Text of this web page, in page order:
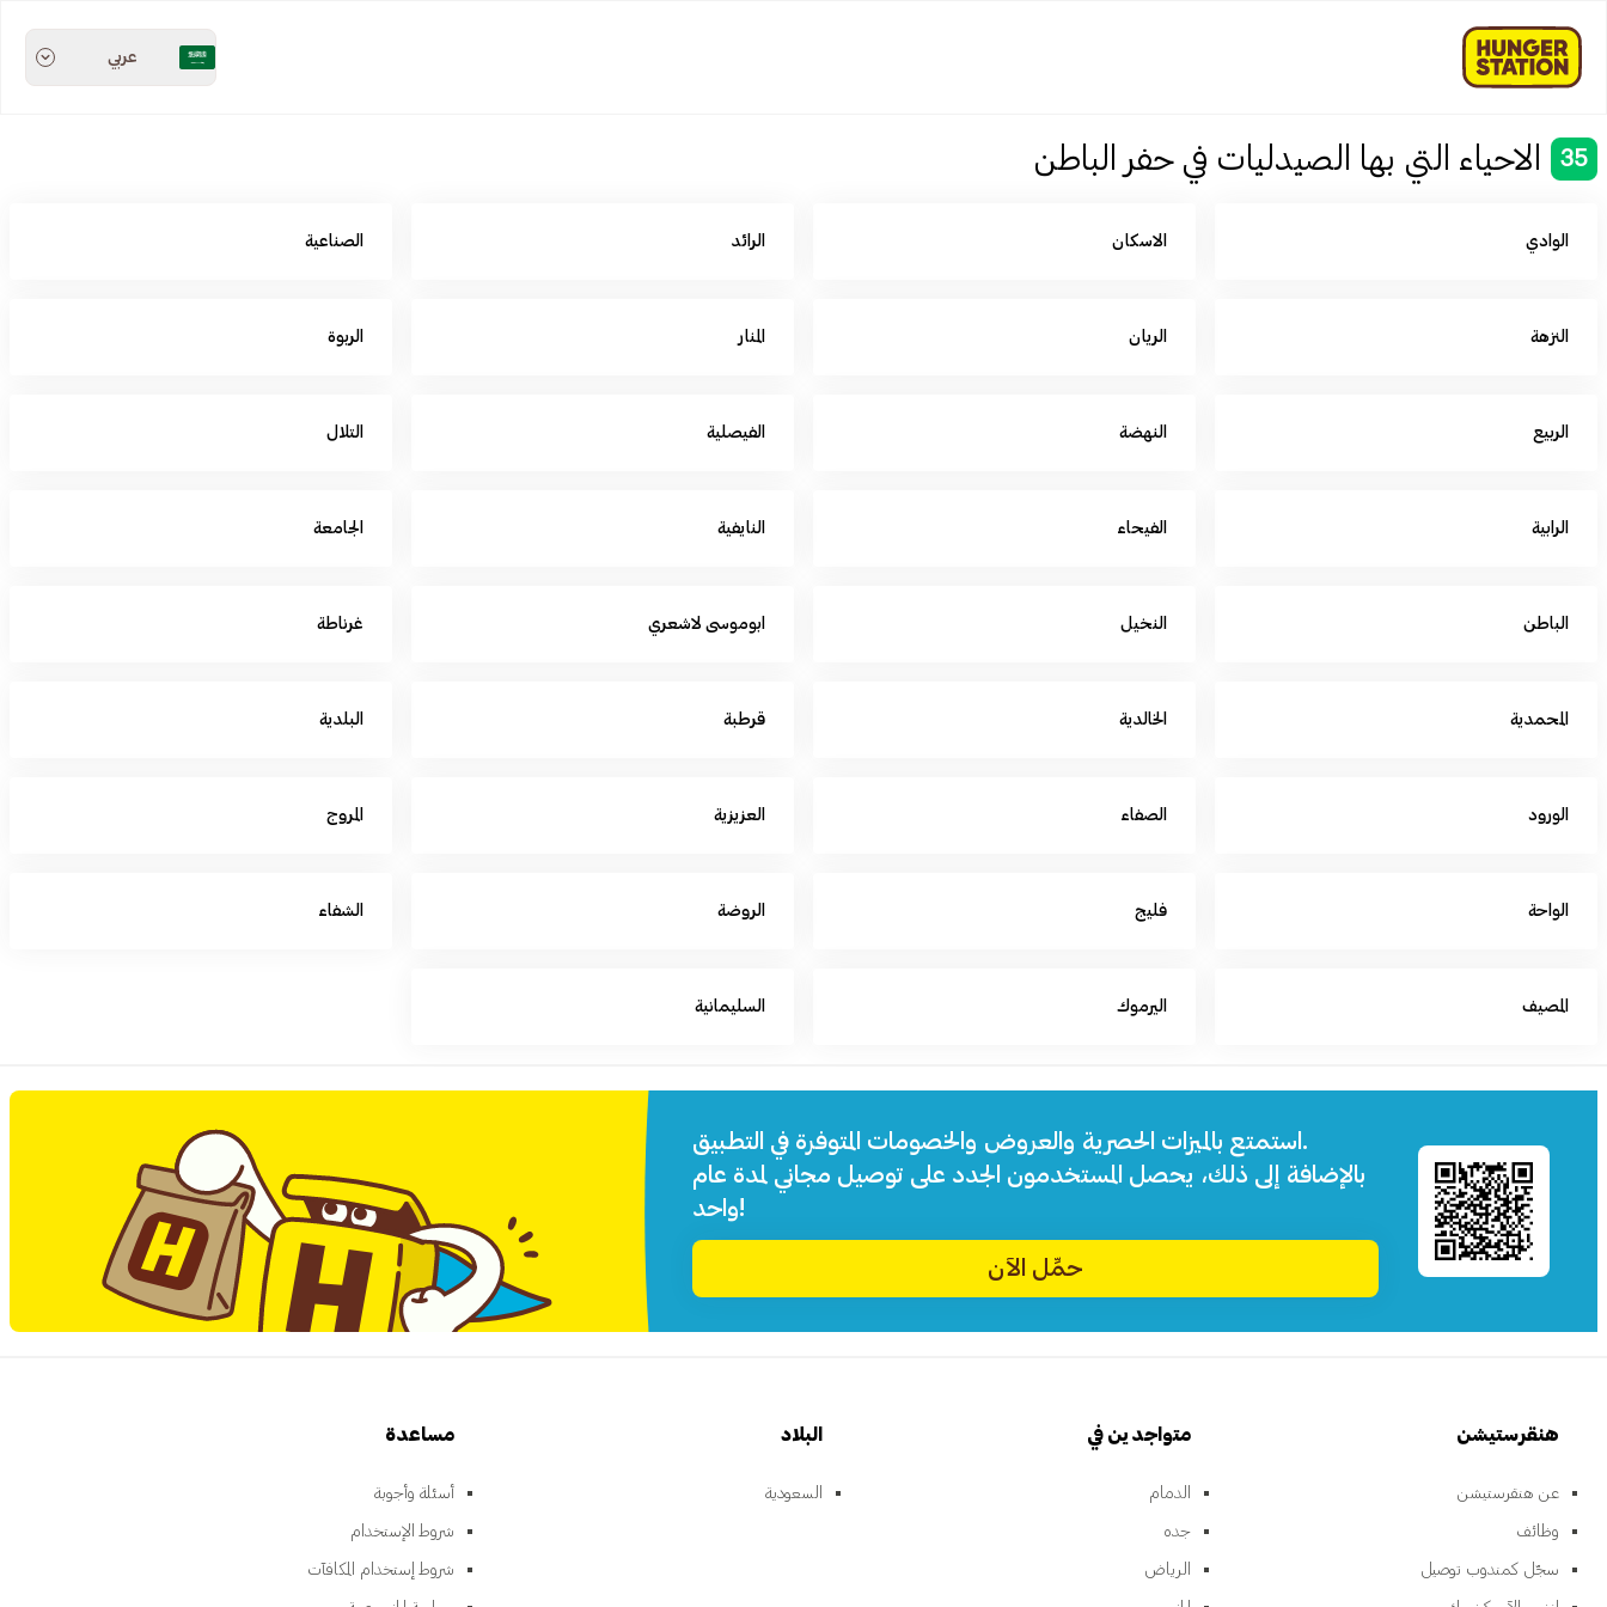
عربي
35 الاحياء التي بها الصيدليات في حفر الباطن
الوادي الاسكان الرائد الصناعية
النزهة الريان المنار الربوة
الربيع النهضة الفيصلية التلال
الرابية الفيحاء النايفية الجامعة
الباطن النخيل ابوموسى لاشعري غرناطة
المحمدية الخالدية قرطبة البلدية
الورود الصفاء العزيزية المروج
الواحة فليج الروضة الشفاء
المصيف اليرموك السليمانية
استمتع بالميزات الحصرية والعروض والخصومات المتوفرة في التطبيق.
بالإضافة إلى ذلك، يحصل المستخدمون الجدد على توصيل مجاني لمدة عام
واحد!
حمِّل الآن
هنقرستيشن
عن هنقرستيشن
وظائف
سجّل كمندوب توصيل
متواجدين في
الدمام
جده
الرياض
البلاد
السعودية
مساعدة
أسئلة وأجوبة
شروط الإستخدام
شروط إستخدام المكافآت